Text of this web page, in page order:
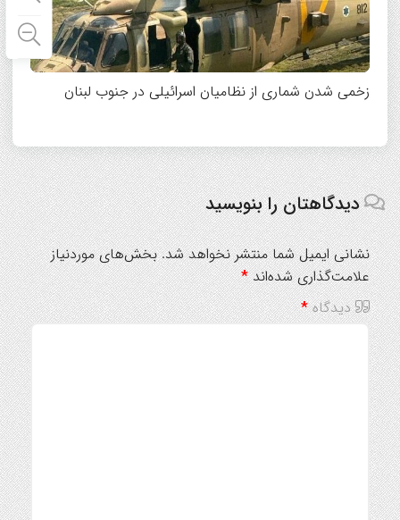
زخمی شدن شماری از نظامیان اسرائیلی در جنوب لبنان
دیدگاهتان را بنویسید
نشانی ایمیل شما منتشر نخواهد شد. بخش‌های موردنیاز
علامت‌گذاری شده‌اند*
دیدگاه*